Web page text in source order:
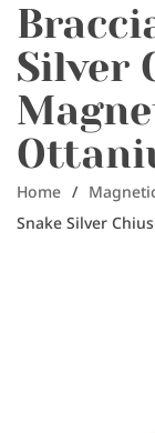
Silver
Home /
Snake Silver